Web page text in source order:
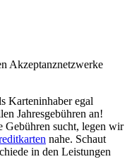
Akzeptanznetzwerke
Karteninhaber egal
Jahresgebühren an!
Gebühren sucht, legen wir
nahe. Schaut
in den Leistungen